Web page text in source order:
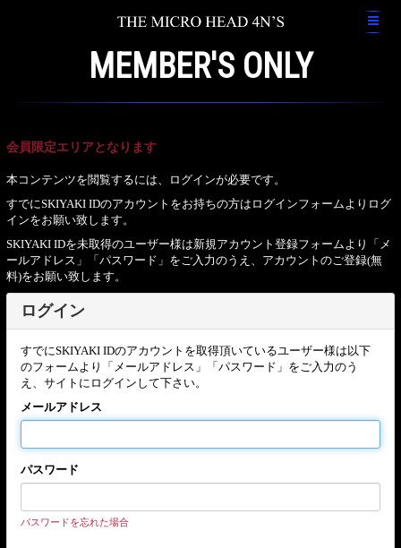
MEMBER'S ONLY
会員限定エリアとなります
本コンテンツを閲覧するには、ログインが必要です。
すでにSKIYAKI IDのアカウントをお持ちの方はログインフォームよりログ
インをお願い致します。
SKIYAKI IDを未取得のユーザー様は新規アカウント登録フォームより「メ
ールアドレス」「パスワード」をご入力のうえ、アカウントのご登録(無
料)をお願い致します。
ログイン
すでにSKIYAKI IDのアカウントを取得頂いているユーザー様は以下
のフォームより「メールアドレス」「パスワード」をご入力のう
え、サイトにログインして下さい。
メールアドレス
パスワード
パスワードを忘れた場合